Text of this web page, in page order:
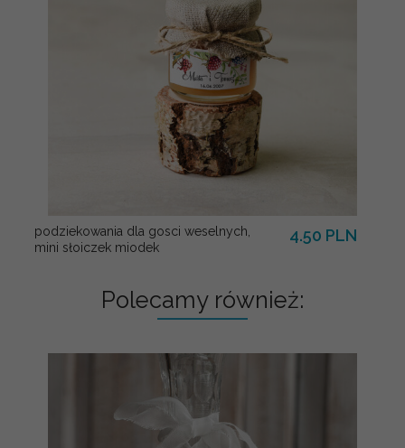
podziekowania dla gosci weselnych,
mini słoiczek miodek
4.50 PLN
Polecamy również: